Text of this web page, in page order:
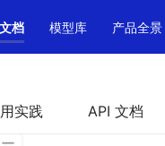
文档 模型库 产品全景
实践 API 文档